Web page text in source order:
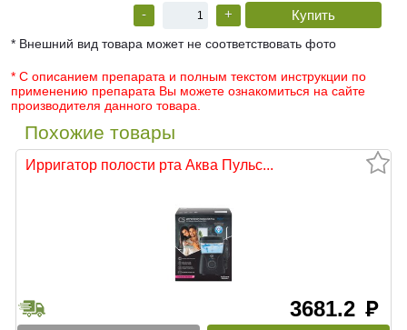
- +
* Внешний вид товара может не соответствовать фото
* С описанием препарата и полным текстом инструкции по
применению препарата Вы можете ознакомиться на сайте
производителя данного товара.
Похожие товары
Ирригатор полости рта Аква Пульс...
3681.2 руб